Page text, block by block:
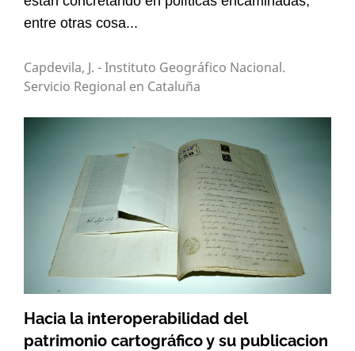
entre otras cosa...
Capdevila, J. - Instituto Geográfico Nacional.
Servicio Regional en Cataluña
Hacia la interoperabilidad del
patrimonio cartográfico y su publicacion